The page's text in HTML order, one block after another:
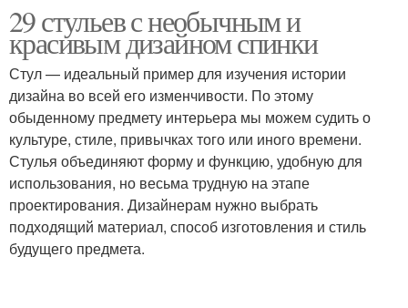
29 стульев с необычным и
красивым дизайном спинки
Стул — идеальный пример для изучения истории
дизайна во всей его изменчивости. По этому
обыденному предмету интерьера мы можем судить о
культуре, стиле, привычках того или иного времени.
Стулья объединяют форму и функцию, удобную для
использования, но весьма трудную на этапе
проектирования. Дизайнерам нужно выбрать
подходящий материал, способ изготовления и стиль
будущего предмета.